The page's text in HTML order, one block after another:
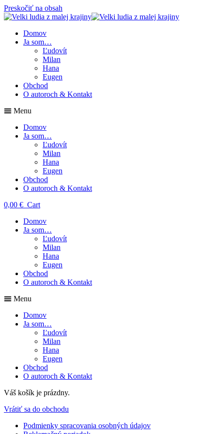
Preskočiť na obsah
Domov
Ja som…
Ľudovít
Milan
Hana
Eugen
Obchod
O autoroch & Kontakt
Menu
Domov
Ja som…
Ľudovít
Milan
Hana
Eugen
Obchod
O autoroch & Kontakt
0,00 € Cart
Domov
Ja som…
Ľudovít
Milan
Hana
Eugen
Obchod
O autoroch & Kontakt
Menu
Domov
Ja som…
Ľudovít
Milan
Hana
Eugen
Obchod
O autoroch & Kontakt
Váš košík je prázdny.
Vrátiť sa do obchodu
Podmienky spracovania osobných údajov